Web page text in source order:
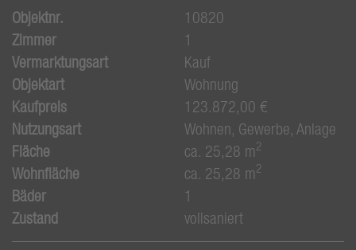
Objektnr.
10820
Zimmer
1
Vermarktungsart
Kauf
Objektart
Wohnung
Kaufpreis
123.872,00 €
Nutzungsart
Wohnen Gewerbe Anlage
Fläche
ca. 25,28 m2
Wohnfläche ca. 25,28 m2
Bäder
1
Zustand
vollsaniert